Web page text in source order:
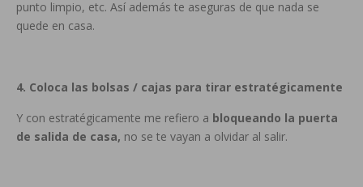
punto limpio, etc. Así además te aseguras de que nada se
quede en casa.
4. Coloca las bolsas / cajas para tirar estratégicamente
Y con estratégicamente me refiero a bloqueando la puerta
de salida de casa, no se te vayan a olvidar al salir.